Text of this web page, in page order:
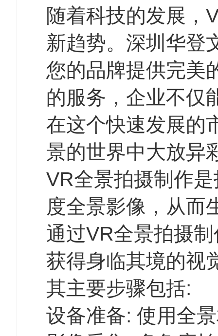
随着科技的发展，
新趋势。深圳华登
您的品牌提供完美
的服务，企业不仅
在这个快速发展的
景的世界中大放异
VR全景拍摄制作
度全景影像，从而
通过VR全景拍摄
获得身临其境的视
其主要步骤包括:
设备准备: 使用全